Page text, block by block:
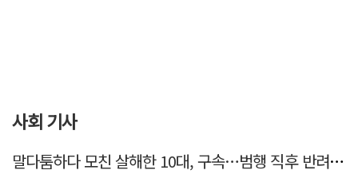
사회 기사
말다툼하다 모친 살해한 10대, 구속…범행 직후 반려견도 죽여